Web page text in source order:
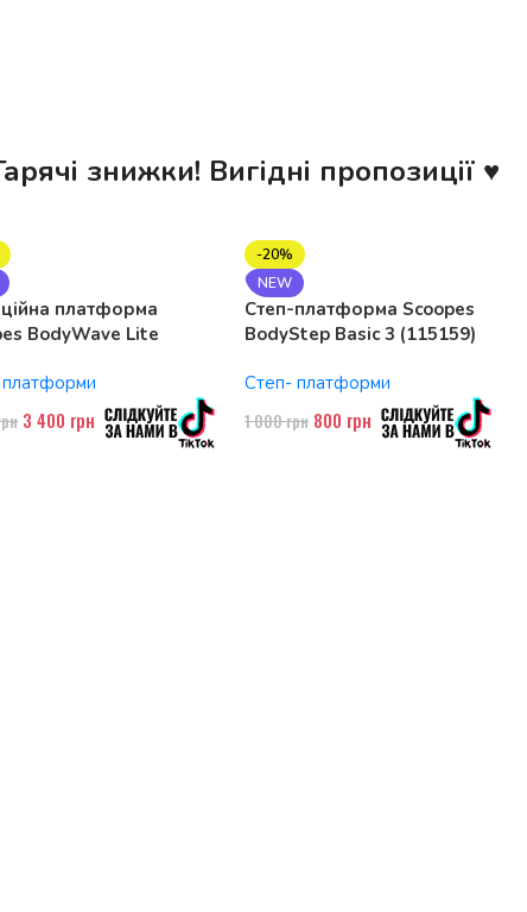
знижки! Вигідні пропозиції ♥
платформа
BodyWave Lite
3 400 грн
-20%
NEW
Степ-платформа Scoopes
BodyStep Basic 3 (115159)
рівні
Степ- платформи
1 000грн 800 грн